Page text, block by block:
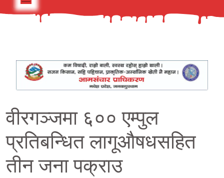
वीरगञ्जमा ६०० एम्पुल
प्रतिबन्धित लागूऔषधसहित
तीन जना पक्राउ